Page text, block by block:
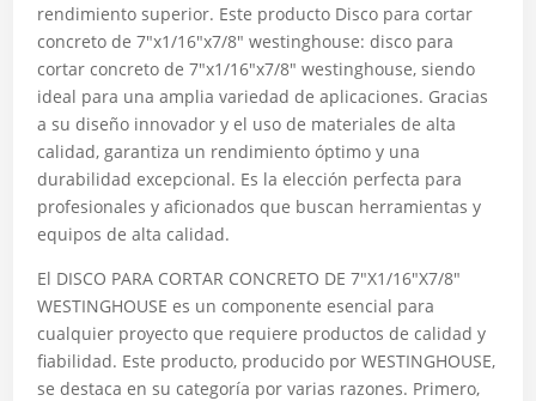
rendimiento superior. Este producto Disco para cortar
concreto de 7″x1/16″x7/8″ westinghouse: disco para
cortar concreto de 7″x1/16″x7/8″ westinghouse, siendo
ideal para una amplia variedad de aplicaciones. Gracias
a su diseño innovador y el uso de materiales de alta
calidad, garantiza un rendimiento óptimo y una
durabilidad excepcional. Es la elección perfecta para
profesionales y aficionados que buscan herramientas y
equipos de alta calidad.
El DISCO PARA CORTAR CONCRETO DE 7″X1/16″X7/8″
WESTINGHOUSE es un componente esencial para
cualquier proyecto que requiere productos de calidad y
fiabilidad. Este producto, producido por WESTINGHOUSE,
se destaca en su categoría por varias razones. Primero,